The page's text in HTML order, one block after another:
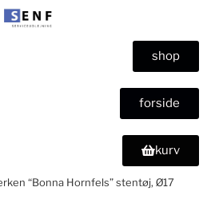
shop
forside
kurv
“Bonna Hornfels” stentøj, Ø17